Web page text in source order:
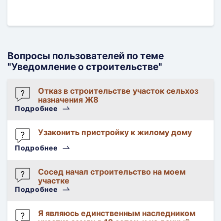
Вопросы пользователей по теме
"Уведомление о строительстве"
Отказ в строительстве участок сельхоз
назначения Ж8
Римма
на
строительство
Подробнее
Узаконить пристройку к жилому дому
на
строительство
Подробнее
Сосед начал строительство на моем
участке
vostoklv
на
Подробнее
Я являюсь единственным наследником